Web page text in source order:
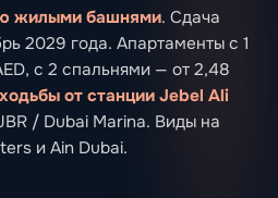
жилыми башнями. Сдача
2029 года. Апартаменты с 1
с 2 спальнями — от 2,48
от станции Jebel Ali
/ Dubai Marina. Виды на
и Ain Dubai.